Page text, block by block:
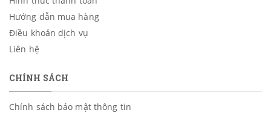
Hướng dẫn mua hàng
Điều khoản dịch vụ
Liên hệ
CHÍNH SÁCH
Chính sách bảo mật thông tin